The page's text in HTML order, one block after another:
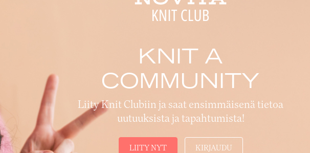
KNIT A
COMMUNITY
Liity Knit Clubiin ja saat ensimmäisenä tietoa
uutuuksista ja tapahtumista!
LIITY NYT KIRJAUDU